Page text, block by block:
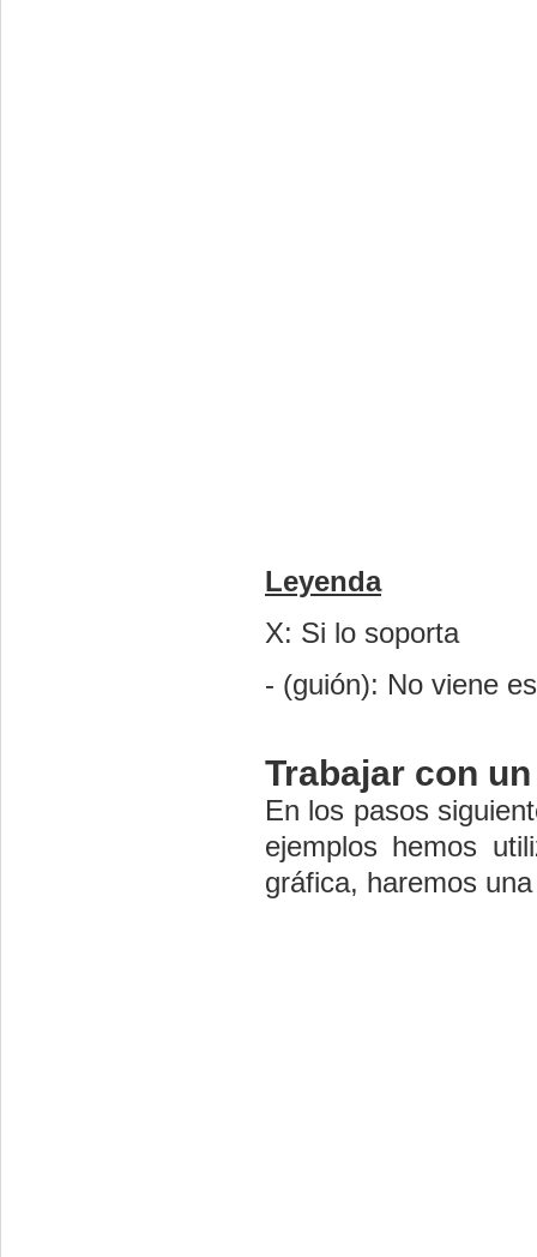
Leyenda
X: Si lo soporta
- (guión): No viene
Trabajar con
En los pasos
ejemplos hemos
gráfica, haremos